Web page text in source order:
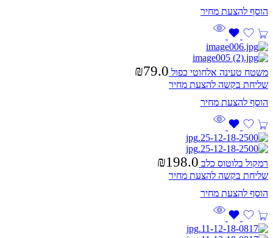
משטח טעינה אלחוטי כפול ₪79.0
שליחת בקשה להצעת מחיר
רמקול בלוטוס כלב ₪198.0
שליחת בקשה להצעת מחיר